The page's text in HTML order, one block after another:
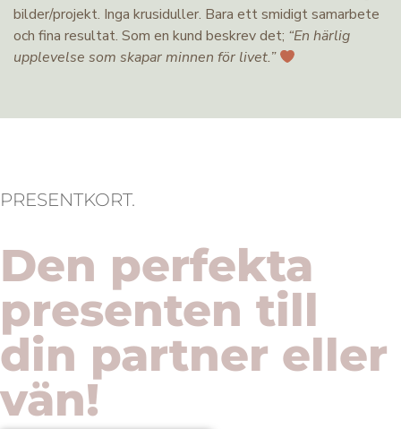
bilder/projekt. Inga krusiduller. Bara ett smidigt samarbete
och fina resultat. Som en kund beskrev det; “En härlig
upplevelse som skapar minnen för livet.”
PRESENTKORT.
Den perfekta
presenten till
din partner eller
vän!